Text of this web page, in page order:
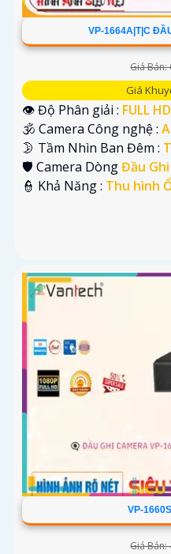
VP-1664A|T|C
Giá Bán:
Giá
👁 Độ Phân giải : FULL
🕉️ Camera Công nghệ :
🌛 Tầm Nhìn Ban Đêm :
🛡 Camera DòngĐầu
️👮 Khả Năng : Thu hình
VP-
Giá Bán: